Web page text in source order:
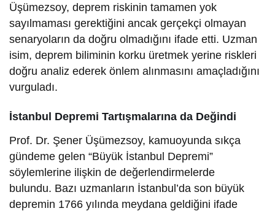
Üşümezsoy, deprem riskinin tamamen yok
sayılmaması gerektiğini ancak gerçekçi olmayan
senaryoların da doğru olmadığını ifade etti. Uzman
isim, deprem biliminin korku üretmek yerine riskleri
doğru analiz ederek önlem alınmasını amaçladığını
vurguladı.
İstanbul Depremi Tartışmalarına da Değindi
Prof. Dr. Şener Üşümezsoy, kamuoyunda sıkça
gündeme gelen “Büyük İstanbul Depremi”
söylemlerine ilişkin de değerlendirmelerde
bulundu. Bazı uzmanların İstanbul’da son büyük
depremin 1766 yılında meydana geldiğini ifade